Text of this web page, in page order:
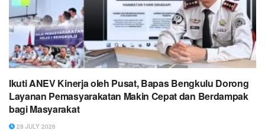
Ikuti ANEV Kinerja oleh Pusat, Bapas Bengkulu Dorong
Layanan Pemasyarakatan Makin Cepat dan Berdampak
bagi Masyarakat
28 JULY 2026